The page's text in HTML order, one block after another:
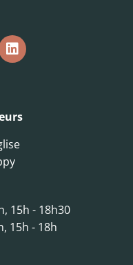
15h - 18h30
15h - 18h